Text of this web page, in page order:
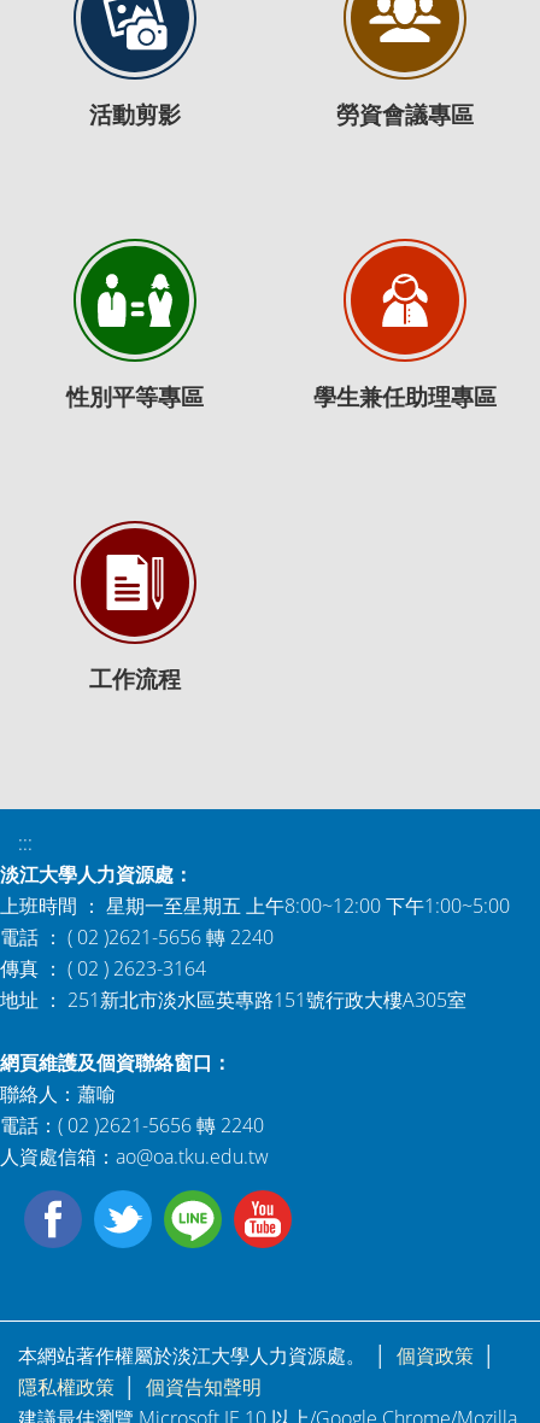
活動剪影 勞資會議專區
性別平等專區 學生兼任助理專區
工作流程
:::
淡江大學人力資源處：
上班時間 ： 星期一至星期五 上午8:00~12:00 下午1:00~5:00
電話 ： ( 02 )2621-5656 轉 2240
傳真 ： ( 02 ) 2623-3164
地址 ： 251新北市淡水區英專路151號行政大樓A305室
網頁維護及個資聯絡窗口：
聯絡人：蕭喻
電話：( 02 )2621-5656 轉 2240
人資處信箱： ao@oa.tku.edu.tw
本網站著作權屬於淡江大學人力資源處。 │ 個資政策
隱私權政策
個資告知聲明